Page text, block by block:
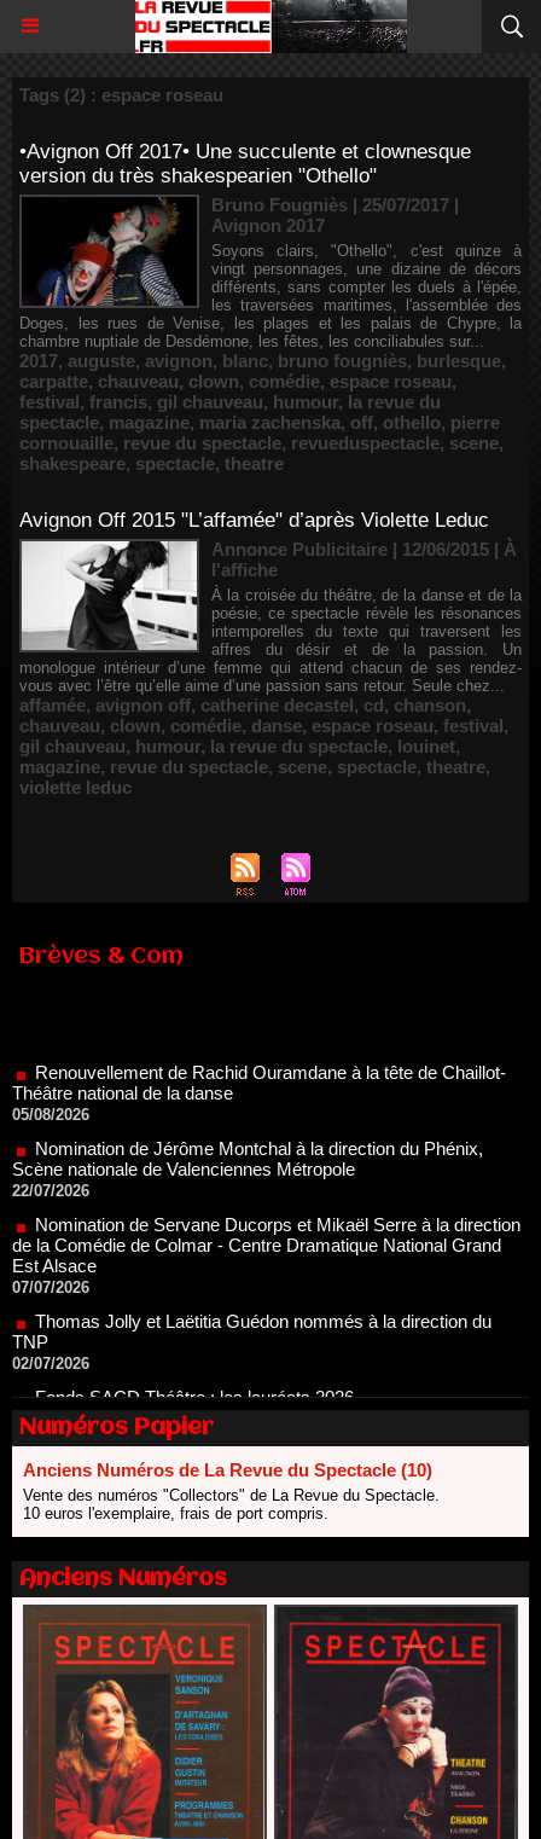
Tags (2) : espace roseau
•Avignon Off 2017• Une succulente et clownesque
version du très shakespearien "Othello"
Bruno Fougniès | 25/07/2017 |
Avignon 2017
Soyons clairs, "Othello", c'est quinze à
vingt personnages, une dizaine de décors
différents, sans compter les duels à l'épée,
les traversées maritimes, l'assemblée des
Doges, les rues de Venise, les plages et les palais de Chypre, la
chambre nuptiale de Desdémone, les fêtes, les conciliabules sur...
2017, auguste, avignon, blanc, bruno fougniès, burlesque,
carpatte, chauveau, clown, comédie, espace roseau,
festival, francis, gil chauveau, humour, la revue du
spectacle, magazine, maria zachenska, off, othello, pierre
cornouaille, revue du spectacle, revueduspectacle, scene,
shakespeare, spectacle, theatre
Avignon Off 2015 "L’affamée" d’après Violette Leduc
Annonce Publicitaire | 12/06/2015 | À
l'affiche
À la croisée du théâtre, de la danse et de la
poésie, ce spectacle révèle les résonances
intemporelles du texte qui traversent les
affres du désir et de la passion. Un
monologue intérieur d’une femme qui attend chacun de ses rendez-
vous avec l’être qu’elle aime d’une passion sans retour. Seule chez...
affamée, avignon off, catherine decastel, cd, chanson,
chauveau, clown, comédie, danse, espace roseau, festival,
gil chauveau, humour, la revue du spectacle, louinet,
magazine, revue du spectacle, scene, spectacle, theatre,
violette leduc
Brèves & Com
05/08/2026
Nomination de Jérôme Montchal à la direction du Phénix,
Scène nationale de Valenciennes Métropole
22/07/2026
Nomination de Servane Ducorps et Mikaël Serre à la direction
de la Comédie de Colmar - Centre Dramatique National Grand
Est Alsace
07/07/2026
Thomas Jolly et Laëtitia Guédon nommés à la direction du
TNP
02/07/2026
Fonds SACD Théâtre : les lauréats 2026
23/06/2026
Dispositif ARTCENA Écrire pour le cirque, les lauréats 2026 !
20/06/2026
Le palmarès des prix SACD 2026
18/06/2026
Les 10 lauréats du Fonds Grandes Formes Théâtre 2026
SACD
13/06/2026
Nomination de Nathalie Garraud et Olivier Saccomano à la
13/06/2026
Dispositif SACD Auteurs d'espaces : les lauréats 2026
18/03/2026
Numéros Papier
Anciens Numéros de La Revue du Spectacle (10)
Vente des numéros "Collectors" de La Revue du Spectacle.
10 euros l'exemplaire, frais de port compris.
Anciens Numéros